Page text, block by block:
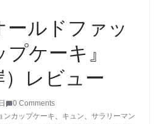
ールドファッ
ケーキ』
）レビュー
0 Comments
ンカップケーキ、 キュン、 サラリーマン